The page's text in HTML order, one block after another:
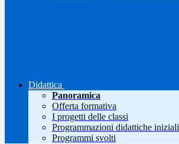
Didattica
Panoramica
Offerta formativa
I progetti delle classi
Programmazioni didattiche iniziali
Programmi svolti